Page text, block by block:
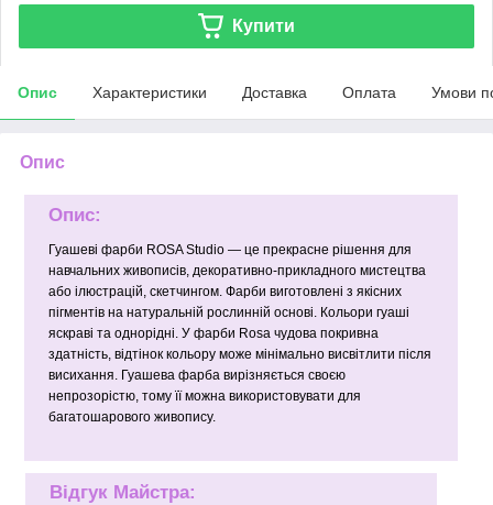
Купити
Опис Характеристики Доставка Оплата Умови
Опис
Опис:
Гуашеві фарби ROSA Studio — це прекрасне рішення для
навчальних живописів, декоративно-прикладного мистецтва
або ілюстрацій, скетчингом. Фарби виготовлені з якісних
пігментів на натуральній рослинній основі. Кольори гуаші
яскраві та однорідні. У фарби Rosa чудова покривна
здатність, відтінок кольору може мінімально висвітлити після
висихання. Гуашева фарба вирізняється своєю
непрозорістю, тому її можна використовувати для
багатошарового живопису.
Відгук Майстра: